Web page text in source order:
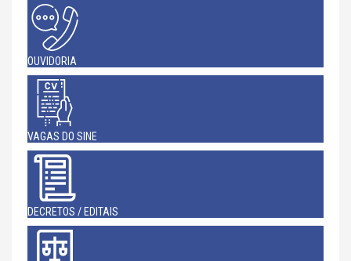
OUVIDORIA
VAGAS DO SINE
DECRETOS / EDITAIS